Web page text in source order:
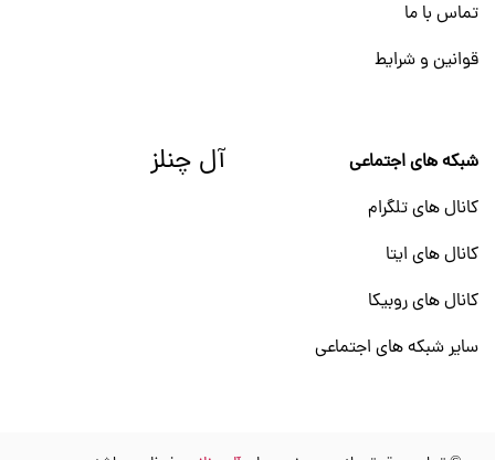
تماس با ما
قوانین و شرایط
شبکه های اجتماعی
کانال های تلگرام
کانال های ایتا
کانال های روبیکا
سایر شبکه های اجتماعی
آل چنلز